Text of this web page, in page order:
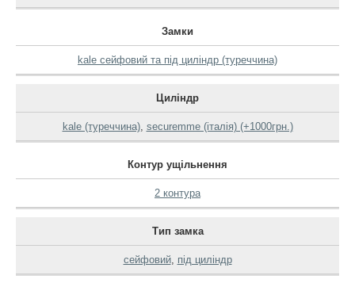
Замки
kale сейфовий та під циліндр (туреччина)
Циліндр
kale (туреччина), securemme (італія) (+1000грн.)
Контур ущільнення
2 контура
Тип замка
сейфовий, під циліндр